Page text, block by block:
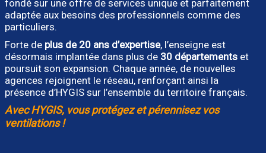
fondé sur une offre de services unique et parfaitement
adaptée aux besoins des professionnels comme des
particuliers.
Forte de plus de 20 ans d’expertise, l’enseigne est
désormais implantée dans plus de 30 départements et
poursuit son expansion. Chaque année, de nouvelles
agences rejoignent le réseau, renforçant ainsi la
présence d’HYGIS sur l’ensemble du territoire français.
Avec HYGIS, vous protégez et pérennisez vos
ventilations !